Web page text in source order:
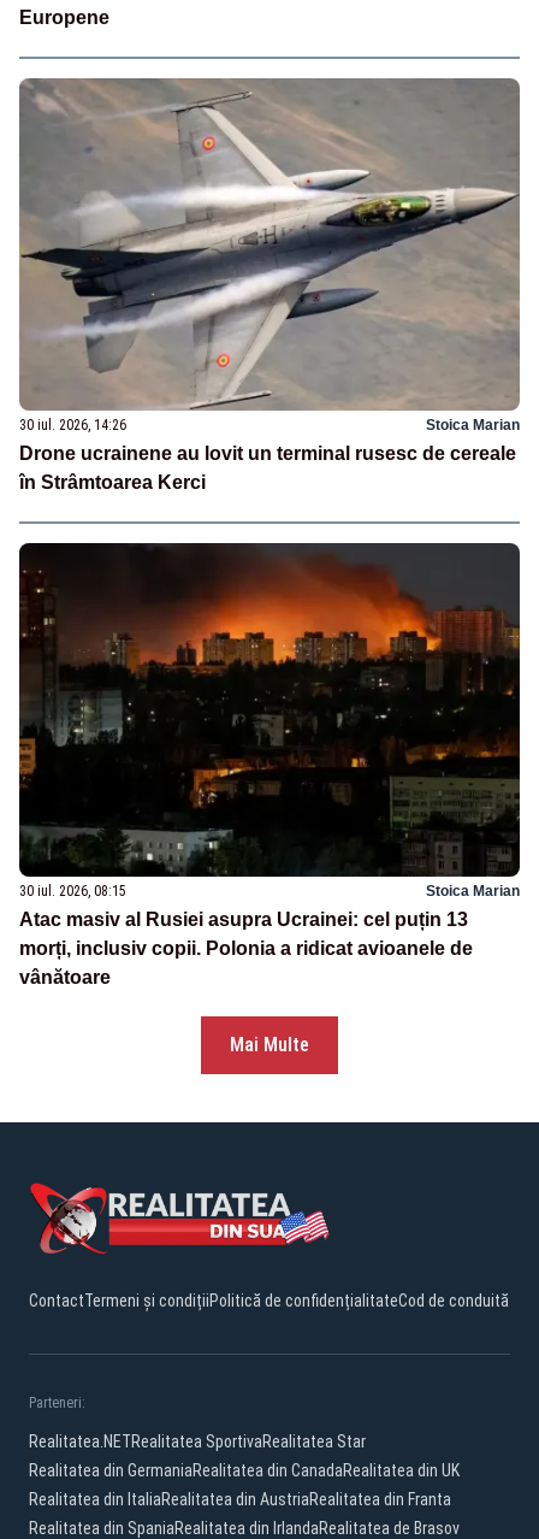
Europene
30 iul. 2026, 14:26 Stoica Marian
Drone ucrainene au lovit un terminal rusesc de cereale
în Strâmtoarea Kerci
30 iul. 2026, 08:15 Stoica Marian
Atac masiv al Rusiei asupra Ucrainei: cel puțin 13
morți, inclusiv copii. Polonia a ridicat avioanele de
vânătoare
Mai Multe
ContactTermeni și condițiiPolitică de confidențialitateCod de conduită
Parteneri:
Realitatea.NETRealitatea SportivaRealitatea Star
Realitatea din GermaniaRealitatea din CanadaRealitatea din UK
Realitatea din ItaliaRealitatea din AustriaRealitatea din Franta
Realitatea din SpaniaRealitatea din IrlandaRealitatea de Brasov